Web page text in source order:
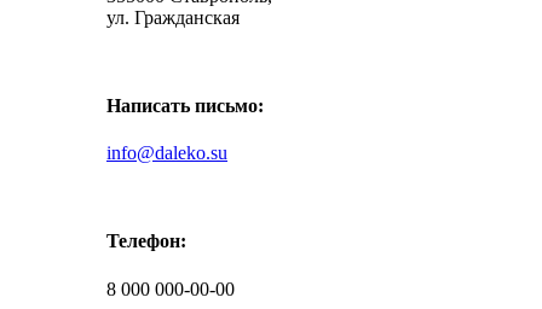
ул. Гражданская
Написать письмо:
info@daleko.su
Телефон:
8 000 000-00-00